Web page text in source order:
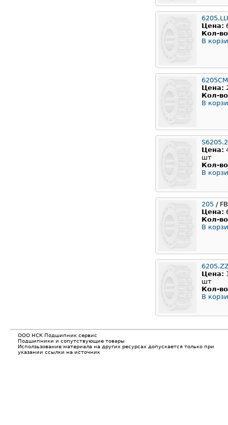
Цена:
Кол-
В
6205CM
Цена:
Кол-
В
Цена:
шт
Кол-
В
205 /
Цена:
Кол-
В
Цена:
шт
Кол-
В
ООО НСК Подшипник сервис
Подшипники и сопутствующие товары
Исползьзование материала на других ресурсах допускается только при
указании ссылки на источник